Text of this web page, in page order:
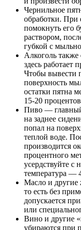
Чернильное
обработки. При
помокнуть его
раствором,
губкой с
Алкоголь также
здесь
Чтобы вывести
поверхность
остатки пятна
15-20
Пиво — главный
на заднее
попал на
теплой воде.
производится
процентного
усердствуйте с
температура —
Масло и
то есть без
допускается
или
Вино и другие
убираются при